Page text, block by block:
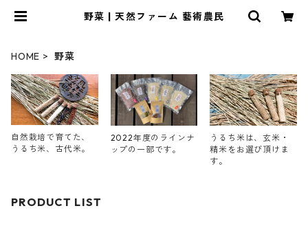
野菜 | 天然ファーム 藝術農民
HOME 野菜
自然栽培で育てた、
うるち米、古代米。
2022年度のラインナ
ップの一部です。
うるち米は、玄米・
精米をお選び頂けま
す。
PRODUCT LIST